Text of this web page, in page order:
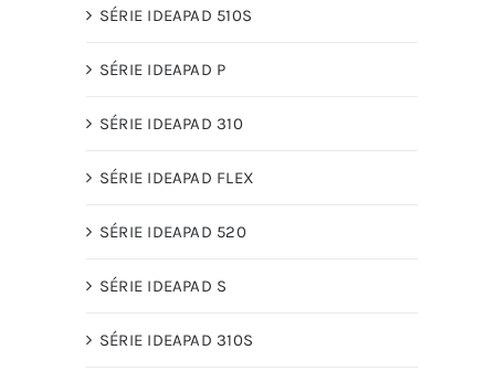
SÉRIE IDEAPAD 510S
SÉRIE IDEAPAD P
SÉRIE IDEAPAD 310
SÉRIE IDEAPAD FLEX
SÉRIE IDEAPAD 520
SÉRIE IDEAPAD S
SÉRIE IDEAPAD 310S